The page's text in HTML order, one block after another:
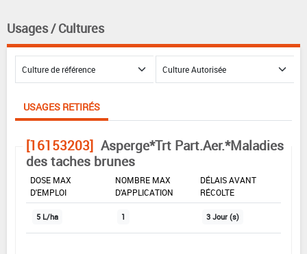
Usages / Cultures
USAGES RETIRÉS
[16153203] Asperge*Trt Part.Aer.*Maladies
des taches brunes
DOSE MAX
D'EMPLOI
NOMBRE MAX
D'APPLICATION
DÉLAIS AVANT
RÉCOLTE
5 L/ha 1 3 Jour (s)